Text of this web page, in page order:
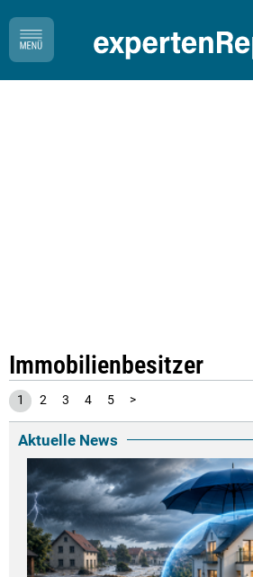
Immobilienbesitzer
1 2 3 4 5 >
Aktuelle News